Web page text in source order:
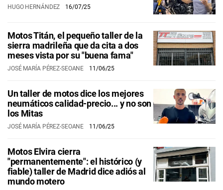
HUGO HERNÁNDEZ 16/07/25
Motos Titán, el pequeño taller de la
sierra madrileña que da cita a dos
meses vista por su "buena fama"
JOSÉ MARÍA PÉREZ-SEOANE 11/06/25
Un taller de motos dice los mejores
neumáticos calidad-precio... y no son
los Mitas
JOSÉ MARÍA PÉREZ-SEOANE 11/06/25
Motos Elvira cierra
"permanentemente": el histórico (y
fiable) taller de Madrid dice adiós al
mundo motero